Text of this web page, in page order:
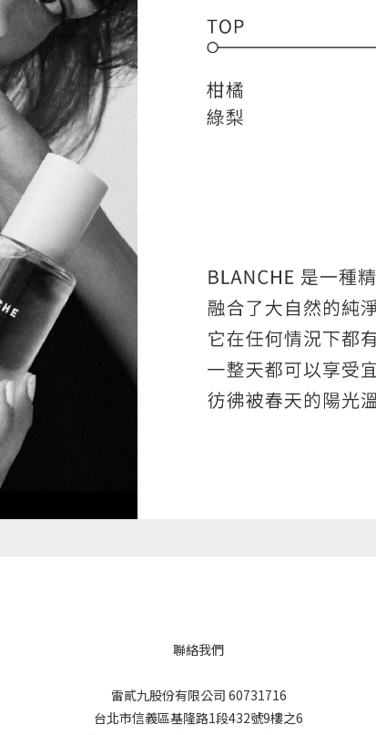
聯絡我們
雷貳九股份有限公司 60731716
台北市信義區基隆路1段432號9樓之6